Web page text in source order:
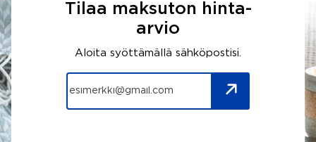
Tilaa maksuton hinta-
arvio
Aloita syöttämällä sähköpostisi.